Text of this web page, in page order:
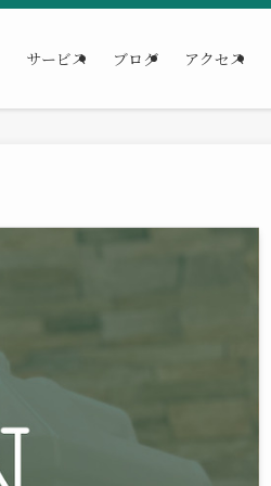
サービス ブログ アクセス